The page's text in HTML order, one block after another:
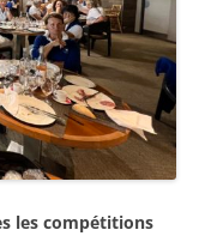
les compétitions